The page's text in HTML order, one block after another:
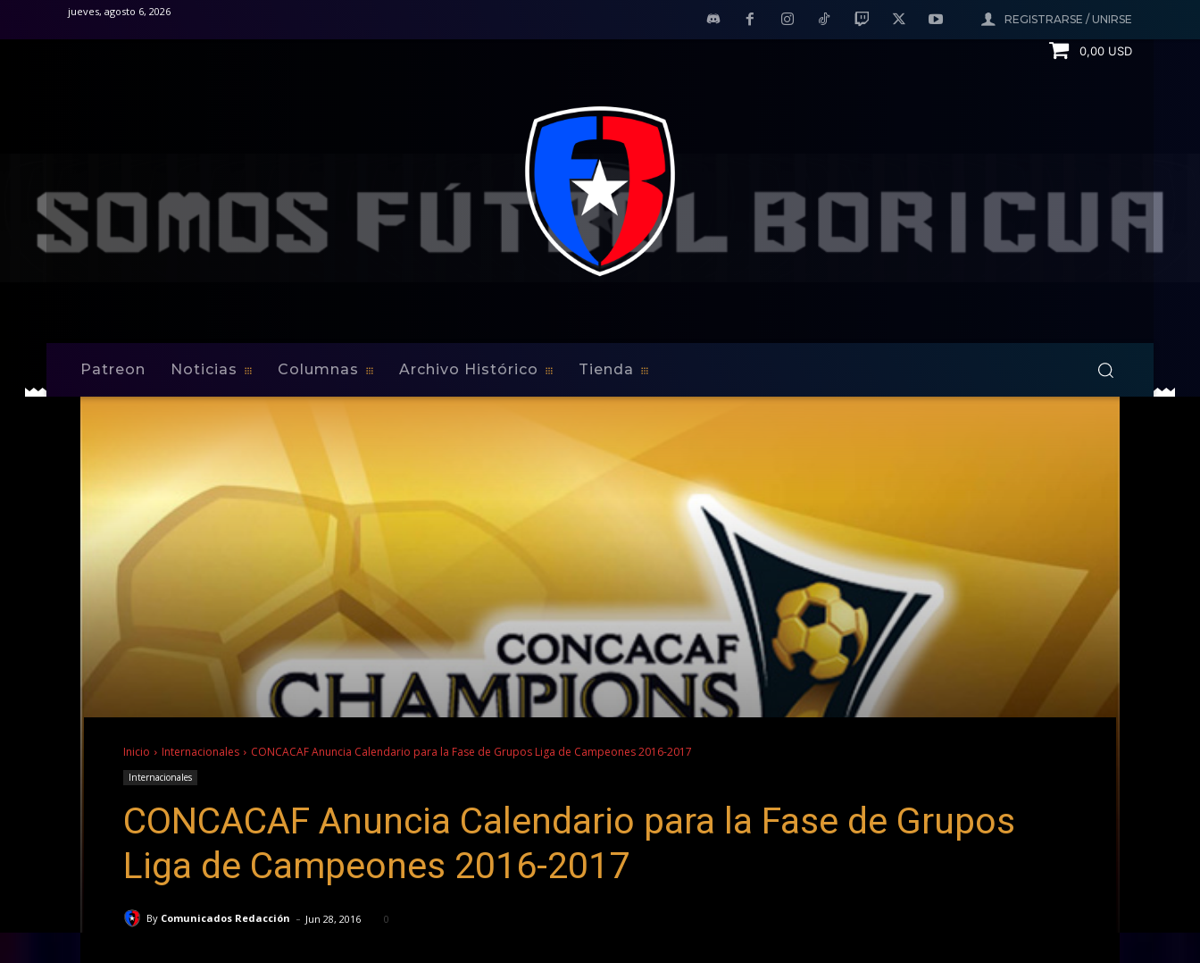
REGISTRARSE / UNIRSE
jueves, agosto 6, 2026
0,00 USD
Patreon Noticias Columnas Archivo Histórico Tienda
Inicio Internacionales CONCACAF Anuncia Calendario para la Fase de Grupos Liga de Campeones 2016-2017
Internacionales
CONCACAF Anuncia Calendario para la Fase de Grupos
Liga de Campeones 2016-2017
By Comunicados Redacción - Jun 28, 2016 0